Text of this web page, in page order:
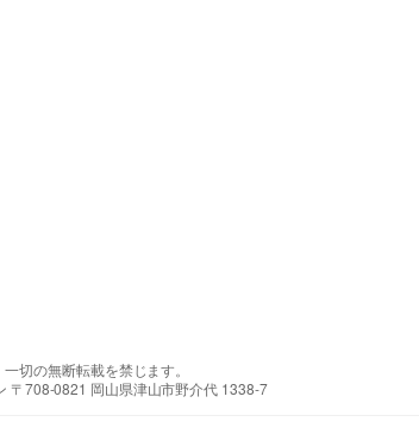
切の無断転載を禁じます。
〒708-0821 岡山県津山市野介代 1338-7